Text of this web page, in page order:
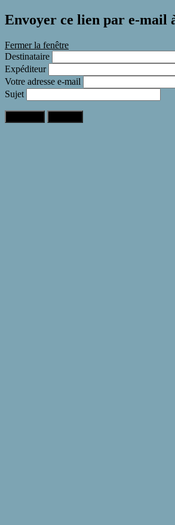
Envoyer ce lien par e-mail
Fermer la fenêtre
Destinataire
Expéditeur
Votre adresse e-mail
Sujet